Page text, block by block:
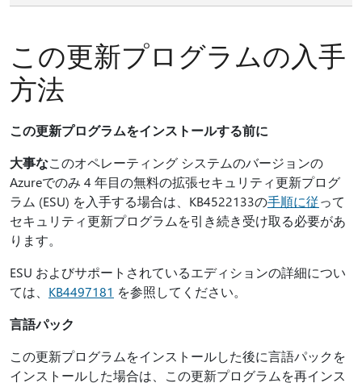
この更新プログラムの入手
方法
この更新プログラムをインストールする前に
大事なこのオペレーティング システムのバージョンの
Azureでのみ 4 年目の無料の拡張セキュリティ更新プログ
ラム (ESU) を入手する場合は、KB4522133の手順に従って
セキュリティ更新プログラムを引き続き受け取る必要があ
ります。
ESU およびサポートされているエディションの詳細につい
ては、 KB4497181 を参照してください。
言語パック
この更新プログラムをインストールした後に言語パックを
インストールした場合は、この更新プログラムを再インス